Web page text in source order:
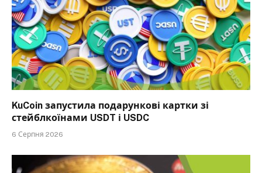
KuCoin запустила подарункові картки зі
стейблкоїнами USDT і USDC
6 Серпня 2026